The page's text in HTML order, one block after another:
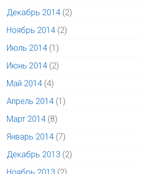
Декабрь 2014 (2)
Ноябрь 2014 (2)
Июль 2014 (1)
Июнь 2014 (2)
Май 2014 (4)
Апрель 2014 (1)
Март 2014 (8)
Январь 2014 (7)
Декабрь 2013 (2)